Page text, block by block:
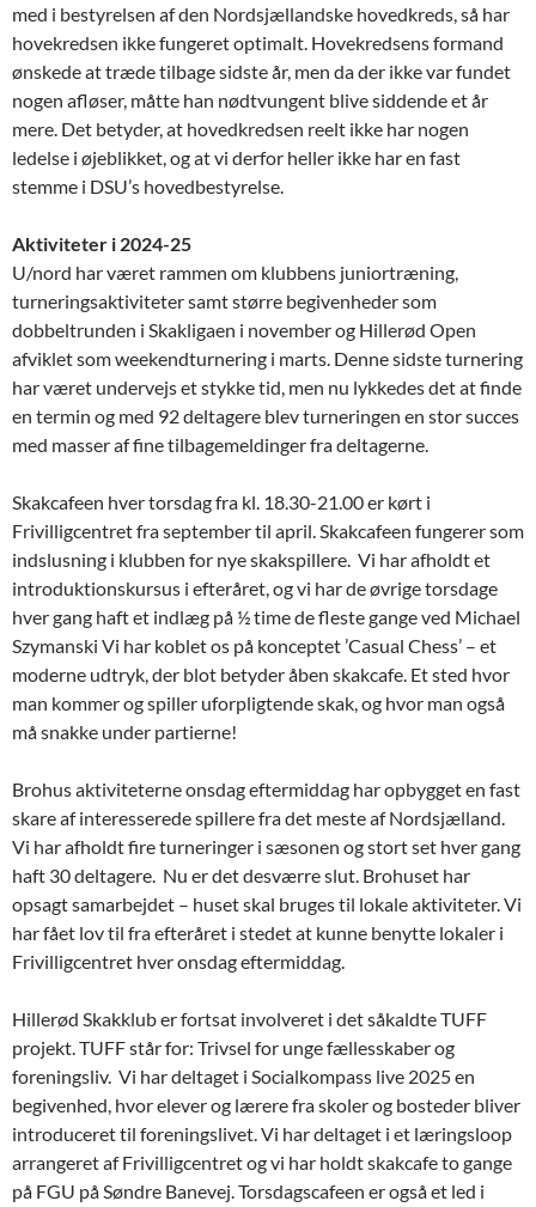
med i bestyrelsen af den Nordsjællandske hovedkreds, så har
hovekredsen ikke fungeret optimalt. Hovekredsens formand
ønskede at træde tilbage sidste år, men da der ikke var fundet
nogen afløser, måtte han nødtvungent blive siddende et år
mere. Det betyder, at hovedkredsen reelt ikke har nogen
ledelse i øjeblikket, og at vi derfor heller ikke har en fast
stemme i DSU’s hovedbestyrelse.
Aktiviteter i 2024-25
U/nord har været rammen om klubbens juniortræning,
turneringsaktiviteter samt større begivenheder som
dobbeltrunden i Skakligaen i november og Hillerød Open
afviklet som weekendturnering i marts. Denne sidste turnering
har været undervejs et stykke tid, men nu lykkedes det at finde
en termin og med 92 deltagere blev turneringen en stor succes
med masser af fine tilbagemeldinger fra deltagerne.
Skakcafeen hver torsdag fra kl. 18.30-21.00 er kørt i
Frivilligcentret fra september til april. Skakcafeen fungerer som
indslusning i klubben for nye skakspillere. Vi har afholdt et
introduktionskursus i efteråret, og vi har de øvrige torsdage
hver gang haft et indlæg på ½ time de fleste gange ved Michael
Szymanski Vi har koblet os på konceptet ’Casual Chess’ – et
moderne udtryk, der blot betyder åben skakcafe. Et sted hvor
man kommer og spiller uforpligtende skak, og hvor man også
må snakke under partierne!
Brohus aktiviteterne onsdag eftermiddag har opbygget en fast
skare af interesserede spillere fra det meste af Nordsjælland.
Vi har afholdt fire turneringer i sæsonen og stort set hver gang
haft 30 deltagere. Nu er det desværre slut. Brohuset har
opsagt samarbejdet – huset skal bruges til lokale aktiviteter. Vi
har fået lov til fra efteråret i stedet at kunne benytte lokaler i
Frivilligcentret hver onsdag eftermiddag.
Hillerød Skakklub er fortsat involveret i det såkaldte TUFF
projekt. TUFF står for: Trivsel for unge fællesskaber og
foreningsliv. Vi har deltaget i Socialkompass live 2025 en
begivenhed, hvor elever og lærere fra skoler og bosteder bliver
introduceret til foreningslivet. Vi har deltaget i et læringsloop
arrangeret af Frivilligcentret og vi har holdt skakcafe to gange
på FGU på Søndre Banevej. Torsdagscafeen er også et led i